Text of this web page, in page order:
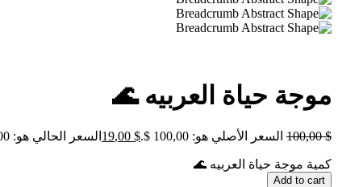
موجة حياة العربيه 🌊
100,00 $ السعر الأصلي هو: 100,00 $. 19,00 $ السعر الحالي هو: 19,00 $.
كمية موجة حياة العربيه 🌊
Add to cart